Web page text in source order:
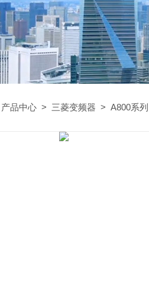
产品中心 > 三菱变频器 > A800系列